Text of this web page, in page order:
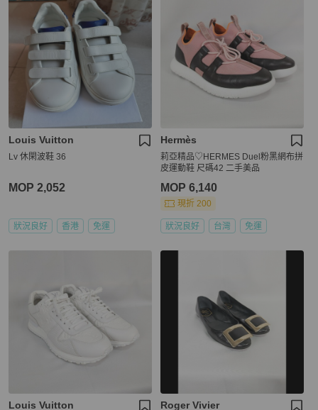
Louis Vuitton
Lv 休閑波鞋 36
MOP 2,052
狀況良好 香港 免運
Hermès
莉亞精品♡HERMES Duel粉黑網布拼
皮運動鞋 尺碼42 二手美品
MOP 6,140
現折 200
狀況良好 台灣 免運
Louis Vuitton Roger Vivier